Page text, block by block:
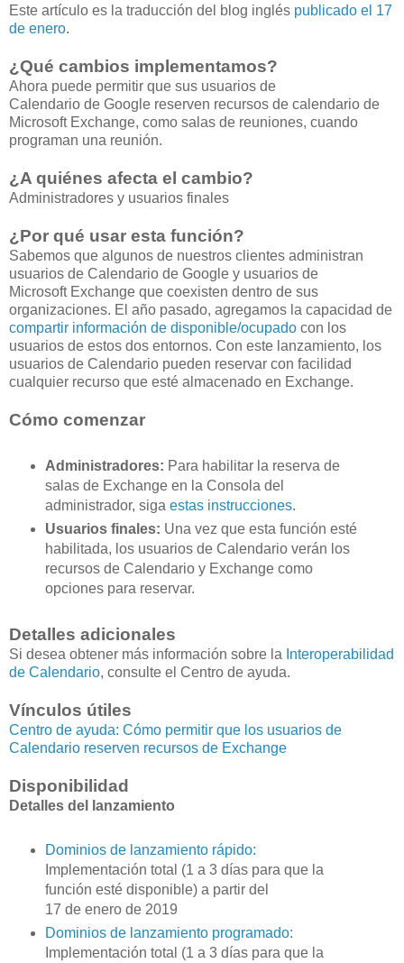
Este artículo es la traducción del blog inglés publicado el 17
de enero.
¿Qué cambios implementamos?
Ahora puede permitir que sus usuarios de
Calendario de Google reserven recursos de calendario de
Microsoft Exchange, como salas de reuniones, cuando
programan una reunión.
¿A quiénes afecta el cambio?
Administradores y usuarios finales
¿Por qué usar esta función?
Sabemos que algunos de nuestros clientes administran
usuarios de Calendario de Google y usuarios de
Microsoft Exchange que coexisten dentro de sus
organizaciones. El año pasado, agregamos la capacidad de
compartir información de disponible/ocupado con los
usuarios de estos dos entornos. Con este lanzamiento, los
usuarios de Calendario pueden reservar con facilidad
cualquier recurso que esté almacenado en Exchange.
Cómo comenzar
Administradores: Para habilitar la reserva de
salas de Exchange en la Consola del
administrador, siga estas instrucciones.
Usuarios finales: Una vez que esta función esté
habilitada, los usuarios de Calendario verán los
recursos de Calendario y Exchange como
opciones para reservar.
Detalles adicionales
Si desea obtener más información sobre la Interoperabilidad
de Calendario, consulte el Centro de ayuda.
Vínculos útiles
Centro de ayuda: Cómo permitir que los usuarios de
Calendario reserven recursos de Exchange
Disponibilidad
Detalles del lanzamiento
Dominios de lanzamiento rápido:
Implementación total (1 a 3 días para que la
función esté disponible) a partir del
17 de enero de 2019
Dominios de lanzamiento programado:
Implementación total (1 a 3 días para que la